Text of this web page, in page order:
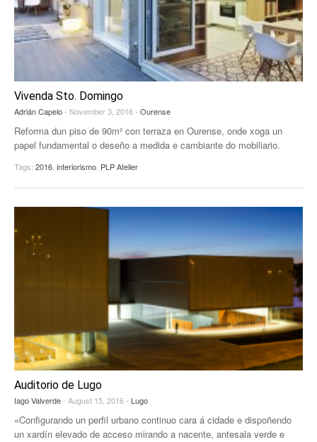
Vivenda Sto. Domingo
Adrián Capelo- November 3, 2016 - Ourense
Reforma dun piso de 90m² con terraza en Ourense, onde xoga un
papel fundamental o deseño a medida e cambiante do mobiliario.
Tags: 2016, interiorismo, PLP Atelier
Auditorio de Lugo
Iago Valverde- August 15, 2016 - Lugo
«Configurando un perfil urbano continuo cara á cidade e dispoñendo
un xardín elevado de acceso mirando a nacente, antesala verde e